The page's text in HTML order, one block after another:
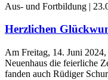
Aus- und Fortbildung |
Herzlichen
Am Freitag, 14. Juni
Neuenhaus die feierliche
fanden auch Rüdiger